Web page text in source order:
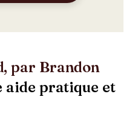
par Brandon
aide pratique et